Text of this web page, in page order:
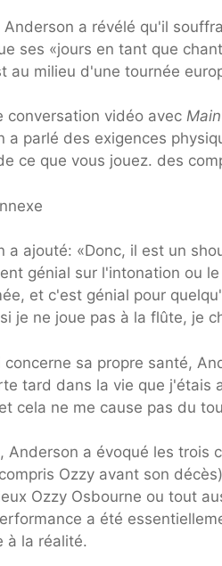
Anderson a révélé qu'il
ses «jours en tant que
au milieu d'une tournée
conversation vidéo avec
a parlé des exigences
ce que vous jouez. des
a ajouté: «Donc, il est un
génial sur l'intonation ou
et c'est génial pour
je ne joue pas à la flûte, je
concerne sa propre santé,
tard dans la vie que j'étais
cela ne me cause pas du
Anderson a évoqué les trois
Ozzy avant son
Ozzy Osbourne ou tout
a été
à la réalité.